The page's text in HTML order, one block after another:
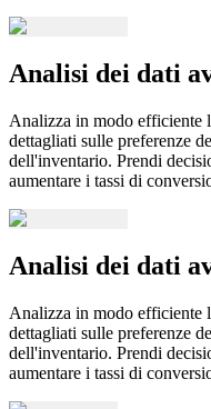
Analisi dei dati
Analizza in modo efficiente
dettagliati sulle preferenze
dell'inventario. Prendi
aumentare i tassi di
Analisi dei dati
Analizza in modo efficiente
dettagliati sulle preferenze
dell'inventario. Prendi
aumentare i tassi di